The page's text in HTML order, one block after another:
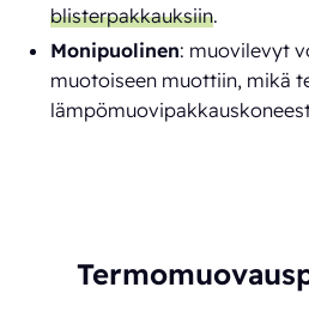
blisterpakkauksiin.
Monipuolinen: muovilevyt
muotoiseen muottiin, mikä